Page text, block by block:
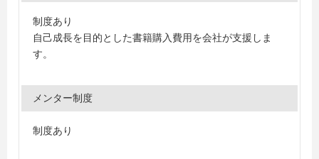
制度あり
自己成長を目的とした書籍購入費用を会社が支援しま
す。
メンター制度
制度あり